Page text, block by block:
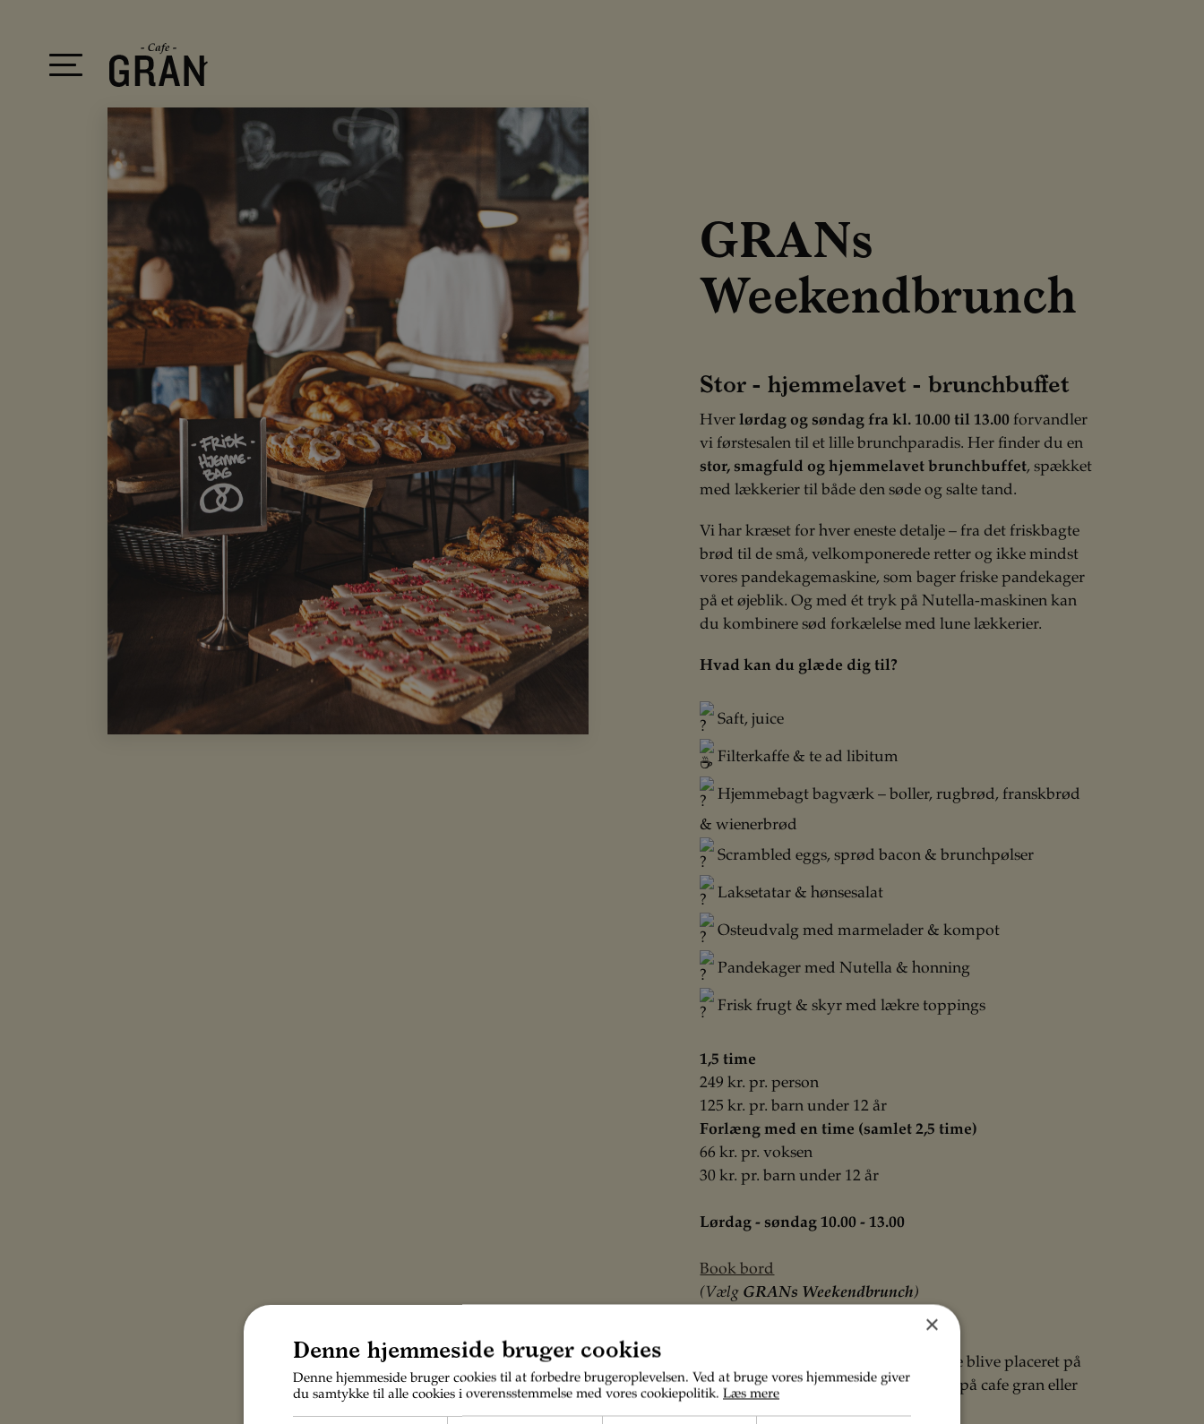
GRANs
Weekendbrunch
Stor - hjemmelavet - brunchbuffet
Hverlørdag og søndag fra kl. 10.00 til 13.00 forvandler
vi førstesalen til et lille brunchparadis. Her finder du en
stor, smagfuld og hjemmelavet brunchbuffet, spækket
med lækkerier til både den søde og salte tand.
Vi har kræset for hver eneste detalje – fra det friskbagte
brød til de små, velkomponerede retter og ikke mindst
vores pandekagemaskine, som bager friske pandekager
på et øjeblik. Og med ét tryk på Nutella-maskinen kan
du kombinere sød forkælelse med lune lækkerier.
Hvad kan du glæde dig til?
Saft, juice
Filterkaffe & te ad libitum
Hjemmebagt bagværk – boller, rugbrød, franskbrød
& wienerbrød
Scrambled eggs, sprød bacon & brunchpølser
Laksetatar & hønsesalat
Osteudvalg med marmelader & kompot
Pandekager med Nutella & honning
Frisk frugt & skyr med lækre toppings
1,5 time
249 kr. pr. person
125 kr. pr. barn under 12 år
Forlæng med en time (samlet 2,5 time)
66 kr. pr. voksen
30 kr. pr. barn under 12 år
Lørdag - søndag 10.00 - 13.00
Book bord
(Vælg GRANs Weekendbrunch)
Alt efter travlhed, vil man også kunne blive placeret på
den overdækkede tagterrasse, i stuen på cafe gran eller
×
Denne hjemmeside bruger cookies
Denne hjemmeside bruger cookies til at forbedre brugeroplevelsen. Ved at bruge vores hjemmeside giver
du samtykke til alle cookies i overensstemmelse med vores cookiepolitik. Læs mere